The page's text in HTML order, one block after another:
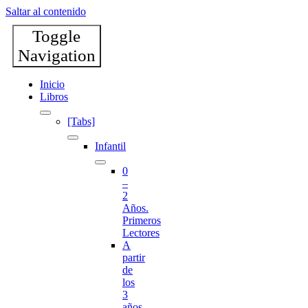
Saltar al contenido
Toggle
Navigation
Inicio
Libros
[Tabs]
Infantil
0
–
2
Años.
Primeros
Lectores
A
partir
de
los
3